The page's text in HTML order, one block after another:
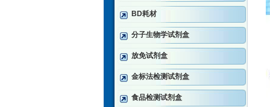
BD耗材
分子生物学试剂盒
放免试剂盒
金标法检测试剂盒
食品检测试剂盒